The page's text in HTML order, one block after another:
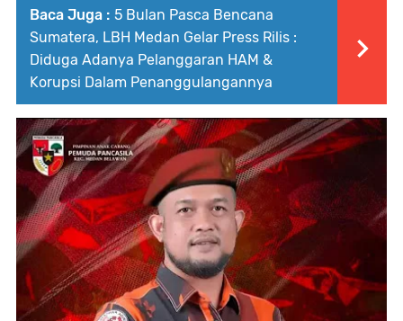
Baca Juga : 5 Bulan Pasca Bencana
Sumatera, LBH Medan Gelar Press Rilis :
Diduga Adanya Pelanggaran HAM &
Korupsi Dalam Penanggulangannya